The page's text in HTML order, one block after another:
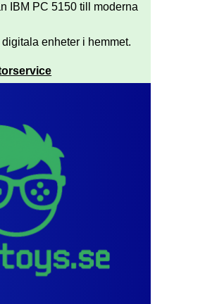
IBM PC 5150 till moderna
enheter i hemmet.